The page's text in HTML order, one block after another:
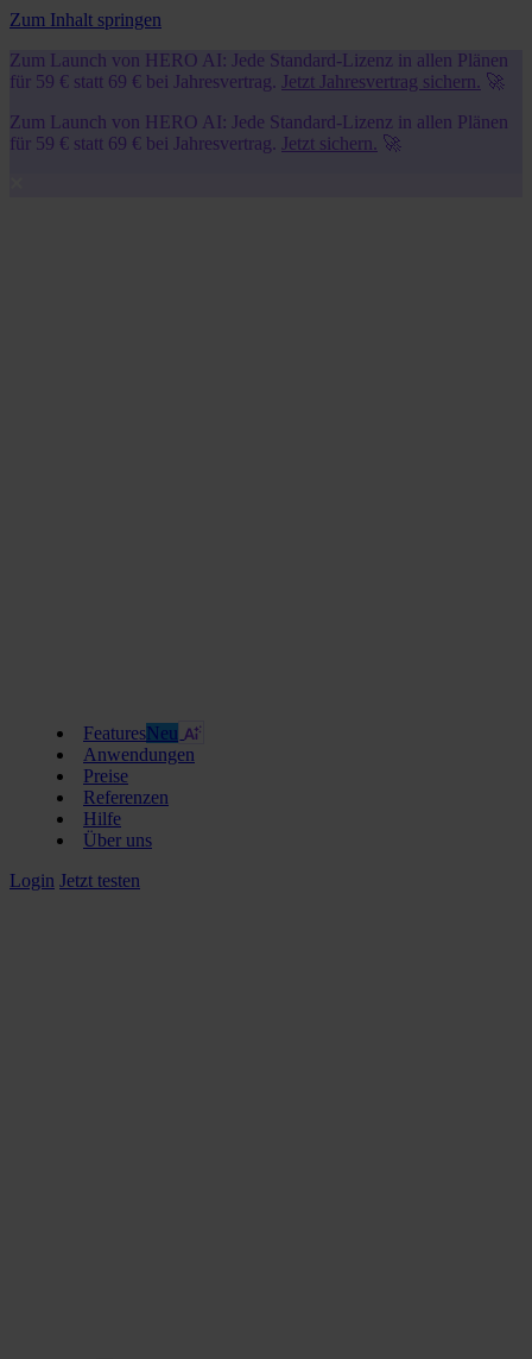
Zum Inhalt springen
Zum Launch von HERO AI: Jede Standard-Lizenz in allen Plänen
für 59 € statt 69 € bei Jahresvertrag. Jetzt Jahresvertrag sichern. 🚀
Zum Launch von HERO AI: Jede Standard-Lizenz in allen Plänen
für 59 € statt 69 € bei Jahresvertrag. Jetzt sichern. 🚀
FeaturesNeu
Anwendungen
Preise
Referenzen
Hilfe
Über uns
Login Jetzt testen